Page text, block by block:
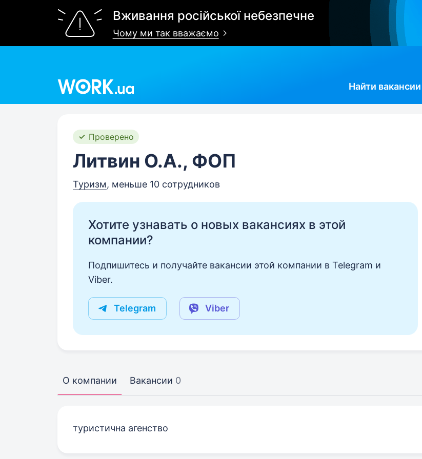
Вживання російської небезпечне
Чому ми так вважаємо
Найти вакансии
Проверено
Литвин О.А., ФОП
Туризм, меньше 10 сотрудников
Хотите узнавать о новых вакансиях в этой
компании?
Подпишитесь и получайте вакансии этой компании в Telegram и
Viber.
Telegram Viber
О компании Вакансии 0
туристична агенство